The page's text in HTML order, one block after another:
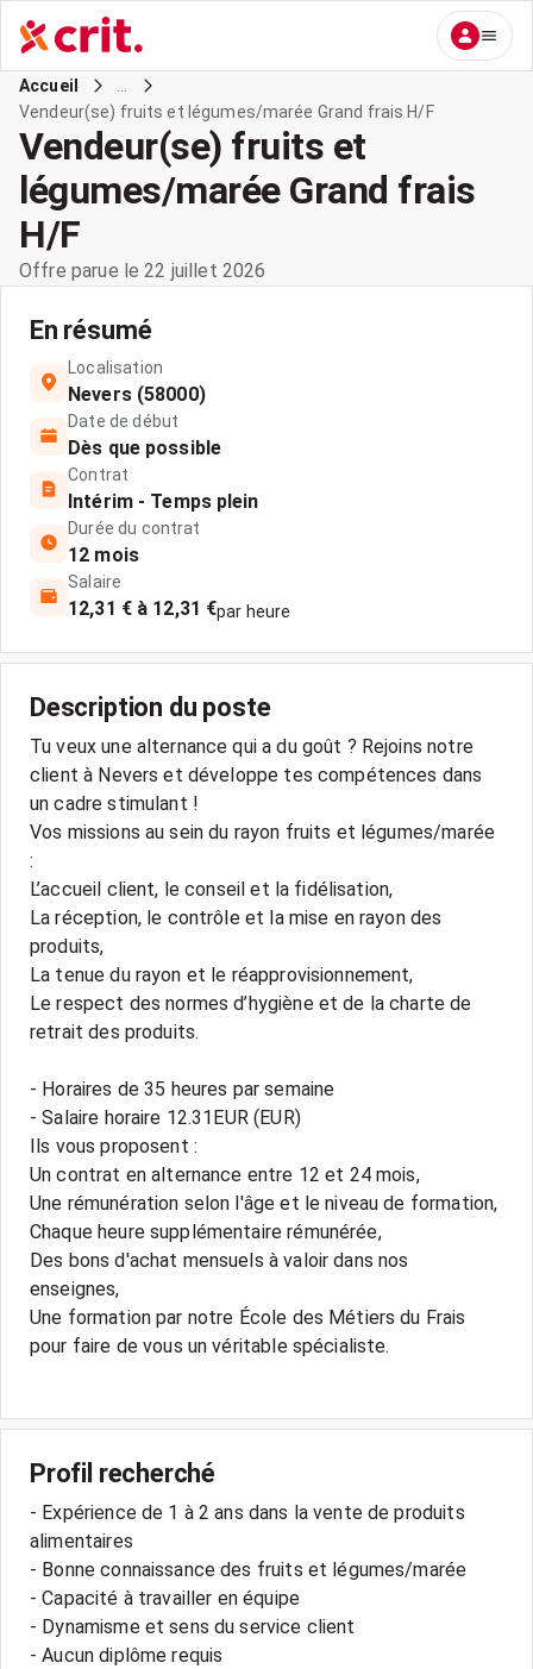
Accueil
Vendeur(se) fruits et légumes/marée Grand frais H/F
Vendeur(se) fruits et
légumes/marée Grand frais
H/F
Offre parue le 22 juillet 2026
En résumé
Localisation
Nevers (58000)
Date de début
Dès que possible
Contrat
Intérim - Temps plein
Durée du contrat
12 mois
Salaire
12,31 € à 12,31 €par heure
Description du poste
Tu veux une alternance qui a du goût ? Rejoins notre
client à Nevers et développe tes compétences dans
un cadre stimulant !
Vos missions au sein du rayon fruits et légumes/marée
:
L’accueil client, le conseil et la fidélisation,
La réception, le contrôle et la mise en rayon des
produits,
La tenue du rayon et le réapprovisionnement,
Le respect des normes d’hygiène et de la charte de
retrait des produits.
- Horaires de 35 heures par semaine
- Salaire horaire 12.31EUR (EUR)
Ils vous proposent :
Un contrat en alternance entre 12 et 24 mois,
Une rémunération selon l'âge et le niveau de formation,
Chaque heure supplémentaire rémunérée,
Des bons d'achat mensuels à valoir dans nos
enseignes,
Une formation par notre École des Métiers du Frais
pour faire de vous un véritable spécialiste.
Profil recherché
- Expérience de 1 à 2 ans dans la vente de produits
alimentaires
- Bonne connaissance des fruits et légumes/marée
- Capacité à travailler en équipe
- Dynamisme et sens du service client
- Aucun diplôme requis